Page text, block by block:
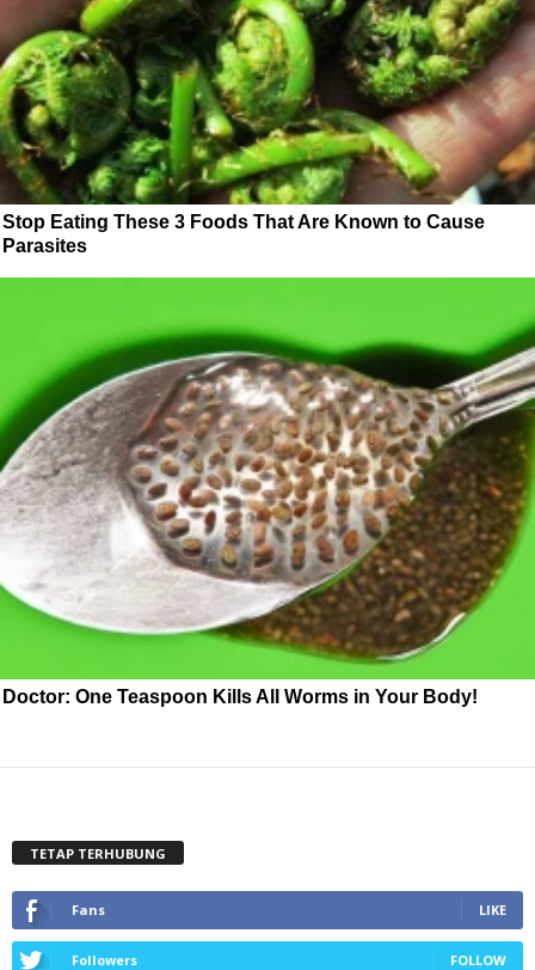
Stop Eating These 3 Foods That Are Known to Cause
Parasites
Doctor: One Teaspoon Kills All Worms in Your Body!
TETAP TERHUBUNG
Fans LIKE
Followers FOLLOW